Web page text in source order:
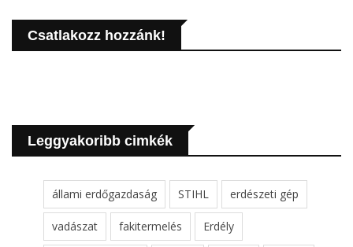
Csatlakozz hozzánk!
Leggyakoribb cimkék
állami erdőgazdaság STIHL erdészeti gép
vadászat fakitermelés Erdély